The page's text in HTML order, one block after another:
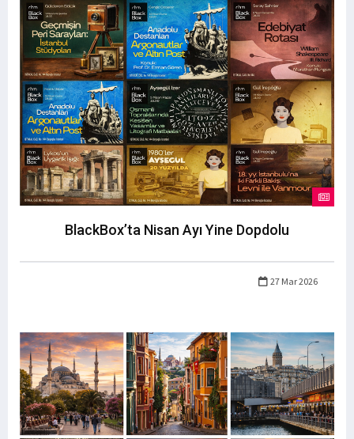
BlackBox’ta Nisan Ayı Yine Dopdolu
27 Mar 2026